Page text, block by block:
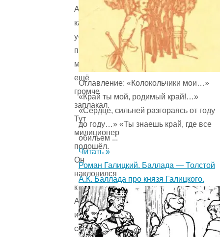
Алик,
как
услышал
про
милицию,
ещё
громче
заплакал.
Тут
милиционер
подошёл.
Он
наклонился
к
Алику
и
спрашивает:
Оглавление: «Колокольчики мои…»
«Край ты мой, родимый край!…»
«Сердце, сильней разгораясь от году
до году…» «Ты знаешь край, где все
обильем ...
Читать »
Роман Галицкий. Баллада — Толстой
А.К. Баллада про князя Галицкого.